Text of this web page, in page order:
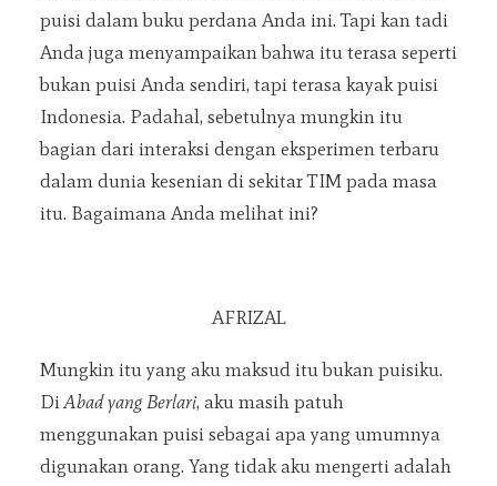
puisi dalam buku perdana Anda ini. Tapi kan tadi
Anda juga menyampaikan bahwa itu terasa seperti
bukan puisi Anda sendiri, tapi terasa kayak puisi
Indonesia. Padahal, sebetulnya mungkin itu
bagian dari interaksi dengan eksperimen terbaru
dalam dunia kesenian di sekitar TIM pada masa
itu. Bagaimana Anda melihat ini?
AFRIZAL
Mungkin itu yang aku maksud itu bukan puisiku.
DiAbad yang Berlari, aku masih patuh
menggunakan puisi sebagai apa yang umumnya
digunakan orang. Yang tidak aku mengerti adalah